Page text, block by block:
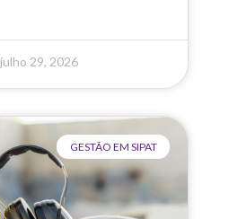
julho 29, 2026
GESTÃO EM SIPAT